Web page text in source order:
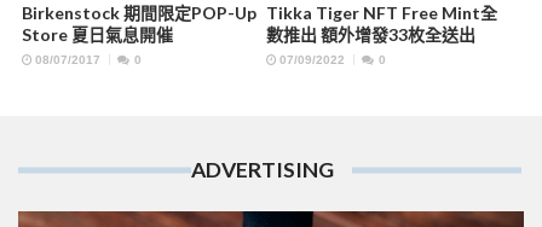
Birkenstock 期間限定POP-Up
Store 夏日氣息開催
08/07/2017 0
Tikka Tiger NFT Free Mint全
數推出 額外增發33枚全送出
07/09/2022 0
ADVERTISING